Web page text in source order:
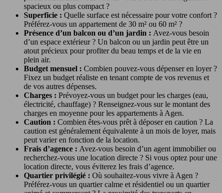
spacieux ou plus compact ?
Superficie : Quelle surface est nécessaire pour votre confort ?
Préférez-vous un appartement de 30 m² ou 60 m² ?
Présence d’un balcon ou d’un jardin : Avez-vous besoin
d’un espace extérieur ? Un balcon ou un jardin peut être un
atout précieux pour profiter du beau temps et de la vie en
plein air.
Budget mensuel : Combien pouvez-vous dépenser en loyer ?
Fixez un budget réaliste en tenant compte de vos revenus et
de vos autres dépenses.
Charges : Prévoyez-vous un budget pour les charges (eau,
électricité, chauffage) ? Renseignez-vous sur le montant des
charges en moyenne pour les appartements à Agen.
Caution : Combien êtes-vous prêt à déposer en caution ? La
caution est généralement équivalente à un mois de loyer, mais
peut varier en fonction de la location.
Frais d’agence : Avez-vous besoin d’un agent immobilier ou
recherchez-vous une location directe ? Si vous optez pour une
location directe, vous éviterez les frais d’agence.
Quartier privilégié : Où souhaitez-vous vivre à Agen ?
Préférez-vous un quartier calme et résidentiel ou un quartier